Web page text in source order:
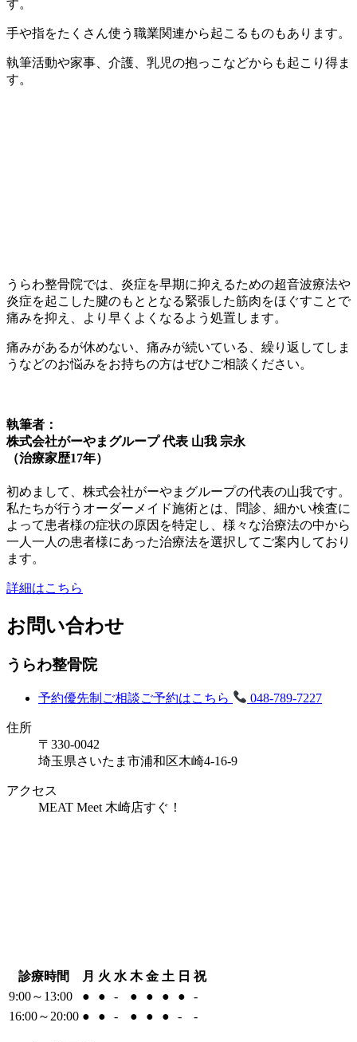
す。
手や指をたくさん使う職業関連から起こるものもあります。
執筆活動や家事、介護、乳児の抱っこなどからも起こり得ま
す。
うらわ整骨院では、炎症を早期に抑えるための超音波療法や
炎症を起こした腱のもととなる緊張した筋肉をほぐすことで
痛みを抑え、より早くよくなるよう処置します。
痛みがあるが休めない、痛みが続いている、繰り返してしま
うなどのお悩みをお持ちの方はぜひご相談ください。
執筆者：
株式会社がーやまグループ 代表 山我 宗永
（治療家歴17年）
初めまして、株式会社がーやまグループの代表の山我です。
私たちが行うオーダーメイド施術とは、問診、細かい検査に
よって患者様の症状の原因を特定し、様々な治療法の中から
一人一人の患者様にあった治療法を選択してご案内しており
ます。
詳細はこちら
お問い合わせ
うらわ整骨院
予約優先制 ご相談ご予約はこちら 048-789-7227
住所
〒330-0042
埼玉県さいたま市浦和区木崎4-16-9
アクセス
MEAT Meet 木崎店すぐ！
診療時間 月 火 水 木 金 土 日 祝
9:00～13:00
● ● - ● ● ● ●
-
16:00～20:00 ● ● - ● ● ● - -